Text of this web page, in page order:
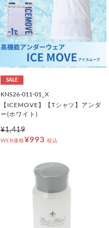
SALE
KNS26-011-01_X
【ICEMOVE】【Tシャツ】アンダ
ー(ホワイト)
¥1,419
WEB価格¥993 税込